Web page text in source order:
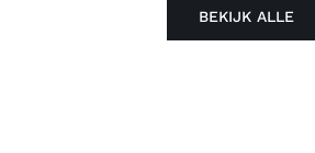
BEKIJK ALLE